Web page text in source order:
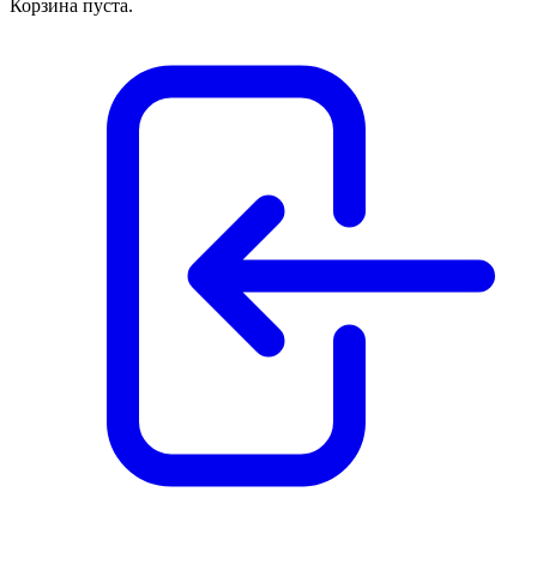
Корзина пуста.